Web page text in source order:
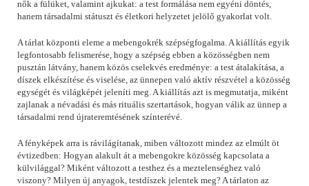
nők a fülüket, valamint ajkukat: a test formálása nem egyéni döntés,
hanem társadalmi státuszt és életkori helyzetet jelölő gyakorlat volt.
A tárlat központi eleme a mebengokrék szépségfogalma. A kiállítás egyik
legfontosabb felismerése, hogy a szépség ebben a közösségben nem
pusztán látvány, hanem közös cselekvés eredménye: a test átalakítása, a
díszek elkészítése és viselése, az ünnepen való aktív részvétel a közösség
egységét és világképét jeleníti meg. A kiállítás azt is megmutatja, miként
zajlanak a névadási és más rituális szertartások, hogyan válik az ünnep a
társadalmi rend újrateremtésének színterévé.
A fényképek arra is rávilágítanak, miben változott mindez az elmúlt öt
évtizedben: Hogyan alakult át a mebengokre közösség kapcsolata a
külvilággal? Miként változott a testhez és a meztelenséghez való
viszony? Milyen új anyagok, testdíszek jelentek meg? A tárlaton az